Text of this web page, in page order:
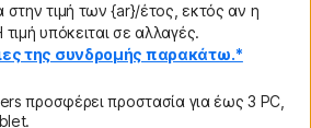
τιμή των {ar}/έτος, εκτός αν η
υπόκειται σε αλλαγές.
της συνδρομής παρακάτω.*
προσφέρει προστασία για έως 3 PC,